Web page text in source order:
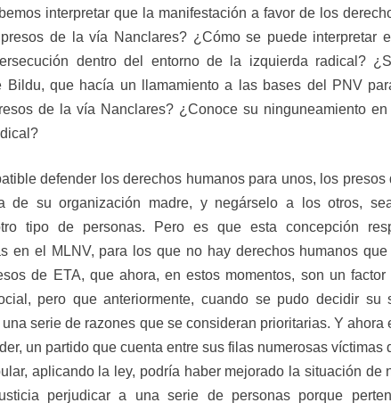
interpretar que la manifestación a favor de los
de la vía Nanclares? ¿Cómo se puede interpretar
dentro del entorno de la izquierda radical?
Bildu, que hacía un llamamiento a las bases del PNV
de la vía Nanclares? ¿Conoce su ninguneamiento
defender los derechos humanos para unos, los
de su organización madre, y negárselo a los otros,
tipo de personas. Pero es que esta concepción
en el MLNV, para los que no hay derechos humanos
de ETA, que ahora, en estos momentos, son un
pero que anteriormente, cuando se pudo decidir su
serie de razones que se consideran prioritarias. Y ahora
un partido que cuenta entre sus filas numerosas víctimas
aplicando la ley, podría haber mejorado la situación de
perjudicar a una serie de personas porque